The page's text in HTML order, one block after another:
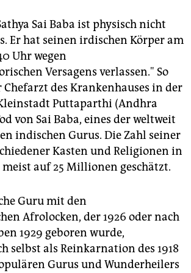
Sai Baba ist physisch nicht
Er hat seinen irdischen Körper am
Uhr wegen
Versagens verlassen." So
des Krankenhauses in der
Puttaparthi (Andhra
von Sai Baba, eines der weltweit
indischen Gurus. Die Zahl seiner
Kasten und Religionen in
auf 25 Millionen geschätzt.
Guru mit den
Afrolocken, der 1926 oder nach
1929 geboren wurde,
selbst als Reinkarnation des 1918
Gurus und Wunderheilers